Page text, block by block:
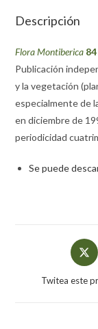
Descripción
Flora Montiberica 84
Publicación
y la vegetación
especialmente de
en diciembre de
periodicidad
Se puede
Twitea este